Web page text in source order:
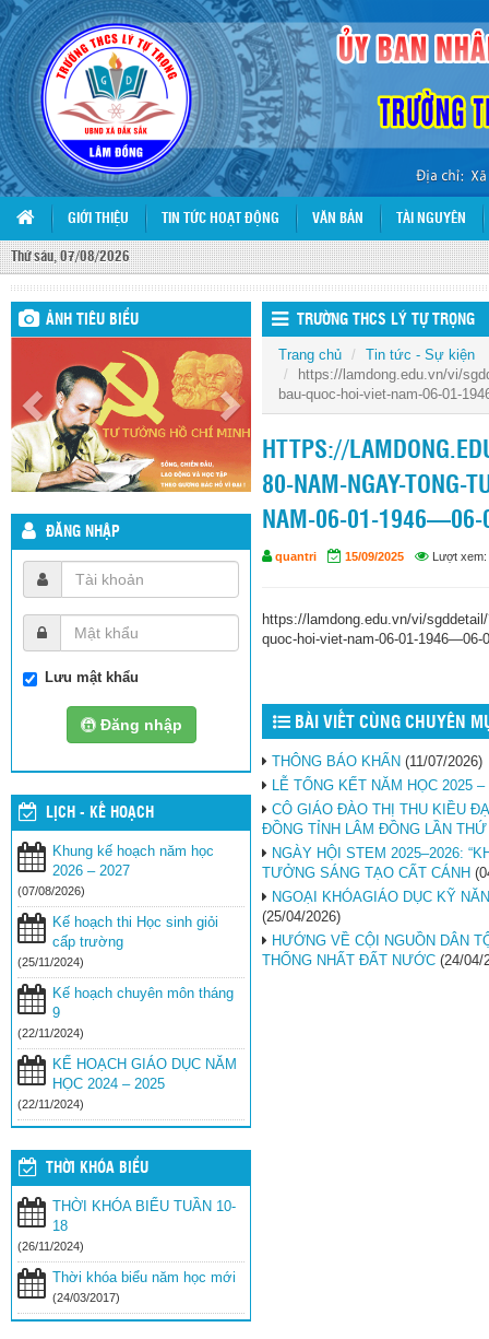
GIỚI THIỆU TIN TỨC HOẠT ĐỘNG VĂN BẢN TÀI NGUYÊN
Thứ sáu, 07/08/2026
ẢNH TIÊU BIỂU
ĐĂNG NHẬP
Lưu mật khẩu
Đăng nhập
LỊCH - KẾ HOẠCH
Khung kế hoạch năm học
2026 – 2027
(07/08/2026)
Kế hoạch thi Học sinh giỏi
cấp trường
(25/11/2024)
Kế hoạch chuyên môn tháng
9
(22/11/2024)
KẾ HOẠCH GIÁO DỤC NĂM
HỌC 2024 – 2025
(22/11/2024)
THỜI KHÓA BIỂU
THỜI KHÓA BIỂU TUẦN 10-
18
(26/11/2024)
Thời khóa biểu năm học mới
(24/03/2017)
TRƯỜNG THCS LÝ TỰ TRỌNG
Trang chủ
Tin tức - Sự kiện
https://lamdong.edu.vn/vi/
bau-quoc-hoi-viet-nam-06-01-
HTTPS://
80-NAM-NGAY-TONG-
NAM-06-01-1946—06-
quantri 15/09/2025 Lượt xem:
https://lamdong.edu.vn/vi/
quoc-hoi-viet-nam-06-01-1946—06-
BÀI VIẾT CÙNG CHUYÊN
THÔNG BÁO KHẨN (11/07/2026)
LỄ TỔNG KẾT NĂM HỌC 2025 –
CÔ GIÁO ĐÀO THỊ THU KIỀU
ĐỒNG TỈNH LÂM ĐỒNG LẦN
NGÀY HỘI STEM 2025–2026:
TƯỞNG SÁNG TẠO CẤT CÁNH
NGOẠI KHÓAGIÁO DỤC KỸ
(25/04/2026)
HƯỚNG VỀ CỘI NGUỒN DÂN
THỐNG NHẤT ĐẤT NƯỚC (24/04/